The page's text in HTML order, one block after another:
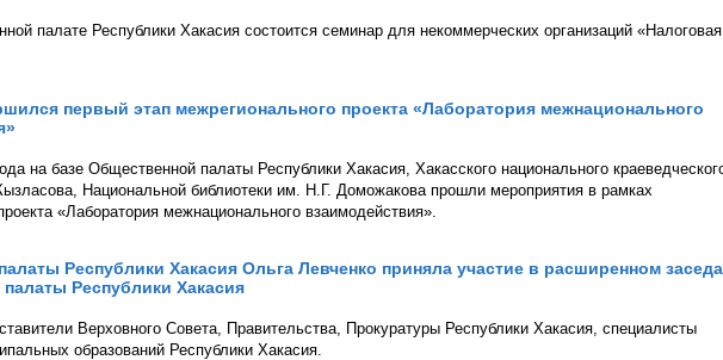
палате Республики Хакасия состоится семинар для некоммерческих организаций «Налоговая
первый этап межрегионального проекта «Лаборатория межнационального
на базе Общественной палаты Республики Хакасия, Хакасского национального
Национальной библиотеки им. Н.Г. Доможакова прошли мероприятия в рамках
«Лаборатория межнационального взаимодействия».
Республики Хакасия Ольга Левченко приняла участие в расширенном
Республики Хакасия
Верховного Совета, Правительства, Прокуратуры Республики Хакасия, специалисты
образований Республики Хакасия.